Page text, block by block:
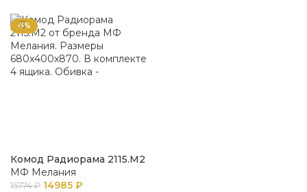
-5%
Комод Радиорама 2115.М2
МФ Мелания
15774₽ 14985 ₽